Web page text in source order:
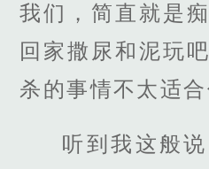
我们，简直就是
回家撒尿和泥玩
杀的事情不太适合
听到我这般